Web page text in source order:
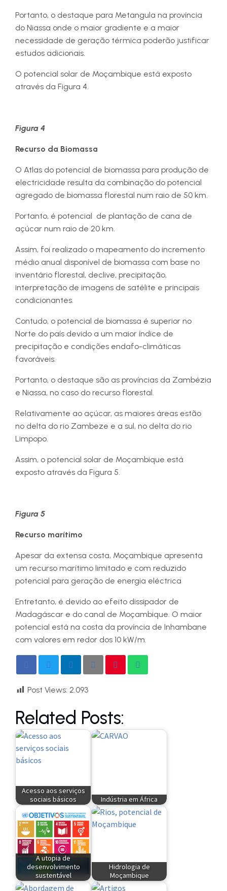
Portanto, o destaque para Metangula na província
do Niassa onde o maior gradiente e a maior
necessidade de geração térmica poderão justificar
estudos adicionais.
O potencial solar de Moçambique está exposto
através da Figura 4.
Figura 4
Recurso da Biomassa
O Atlas do potencial de biomassa para produção de
electricidade resulta da combinação do potencial
agregado de biomassa florestal num raio de 50 km.
Portanto, é potencial de plantação de cana de
açúcar num raio de 20 km.
Assim, foi realizado o mapeamento do incremento
médio anual disponível de biomassa com base no
inventário florestal, declive, precipitação,
interpretação de imagens de satélite e principais
condicionantes.
Contudo, o potencial de biomassa é superior no
Norte do país devido a um maior índice de
precipitação e condições endafo-climáticas
favoráveis.
Portanto, o destaque são as províncias da Zambézia
e Niassa, no caso do recurso florestal.
Relativamente ao açúcar, as maiores áreas estão
no delta do rio Zambeze e a sul, no delta do rio
Limpopo.
Assim, o potencial solar de Moçambique está
exposto através da Figura 5.
Figura 5
Recurso marítimo
Apesar da extensa costa, Moçambique apresenta
um recurso marítimo limitado e com reduzido
potencial para geração de energia eléctrica
Entretanto, é devido ao efeito dissipador de
Madagáscar e do canal de Moçambique. O maior
potencial está na costa da província de Inhambane
com valores em redor dos 10 kW/m.
Post Views: 2.093
Related Posts:
Acesso aos serviços
sociais básicos
Indústria em África
A utopia de
desenvolvimento
sustentável
Hidrologia de
Moçambique